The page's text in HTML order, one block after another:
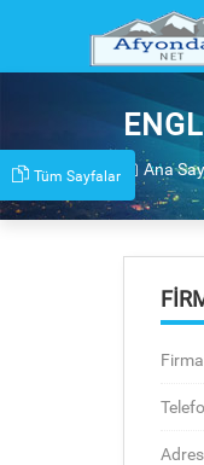
Tüm Sayfalar Ana
Firma